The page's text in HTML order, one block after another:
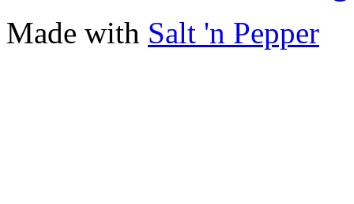
Made with Salt 'n Pepper